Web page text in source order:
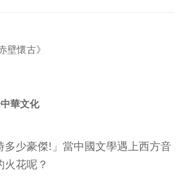
壁懷古》
華文化
多少豪傑!」當中國文學遇上西方音
花呢？